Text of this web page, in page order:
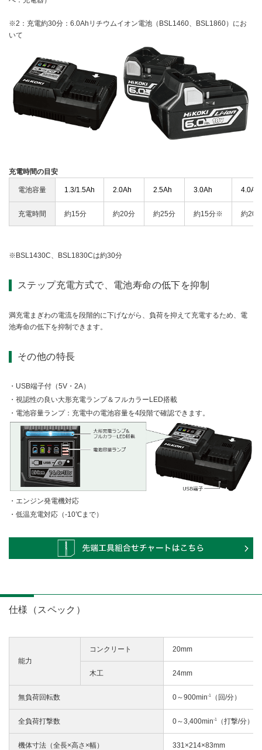
※2：充電約30分：6.0Ahリチウムイオン電池（BSL1460、BSL1860）にお
いて
充電時間の目安
電池容量 1.3/1.5Ah 2.0Ah 2.5Ah 3.0Ah 4.0Ah
充電時間 約15分 約20分 約25分 約15分※ 約20
※BSL1430C、BSL1830Cは約30分
ステップ充電方式で、電池寿命の低下を抑制
満充電まぎわの電流を段階的に下げながら、負荷を抑えて充電するため、電
池寿命の低下を抑制できます。
その他の特長
USB端子付（5V・2A）
視認性の良い大形充電ランプ＆フルカラーLED搭載
電池容量ランプ：充電中の電池容量を4段階で確認できます。
エンジン発電機対応
低温充電対応（-10℃まで）
仕様（スペック）
能力
コンクリート 20mm
木工 24mm
無負荷回転数 0～900min-1 （回/分）
全負荷打撃数 0～3,400min-1 （打撃/分）
機体寸法（全長×高さ×幅） 331×214×83mm